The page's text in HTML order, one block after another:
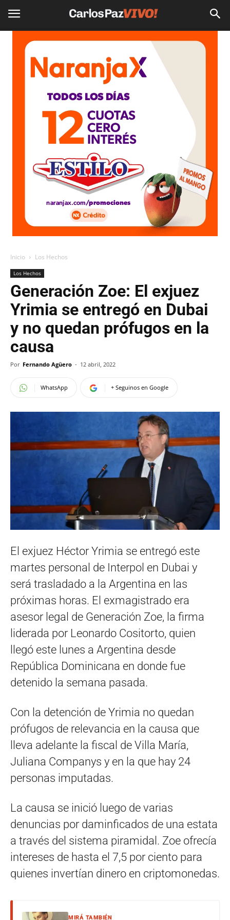
Inicio Los Hechos
Los Hechos
Generación Zoe: El exjuez
Yrimia se entregó en Dubai
y no quedan prófugos en la
causa
Por Fernando Agüero - 12 abril, 2022
WhatsApp + Seguinos en Google
El exjuez Héctor Yrimia se entregó este
martes personal de Interpol en Dubai y
será trasladado a la Argentina en las
próximas horas. El exmagistrado era
asesor legal de Generación Zoe, la firma
liderada por Leonardo Cositorto, quien
llegó este lunes a Argentina desde
República Dominicana en donde fue
detenido la semana pasada.
Con la detención de Yrimia no quedan
prófugos de relevancia en la causa que
lleva adelante la fiscal de Villa María,
Juliana Companys y en la que hay 24
personas imputadas.
La causa se inició luego de varias
denuncias por daminficados de una estata
a través del sistema piramidal. Zoe ofrecía
intereses de hasta el 7,5 por ciento para
quienes invertían dinero en criptomonedas.
MIRÁ TAMBIÉN